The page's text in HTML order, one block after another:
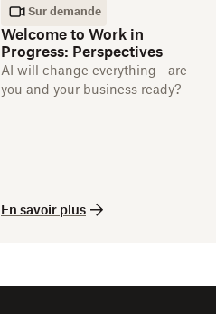
Sur demande
Welcome to Work in
Progress: Perspectives
AI will change everything—are
you and your business ready?
En savoir plus